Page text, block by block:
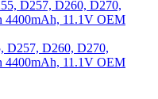
D257, D260, D270,
4400mAh, 11.1V OEM